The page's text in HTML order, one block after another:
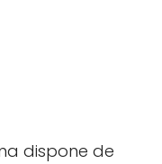
dispone de